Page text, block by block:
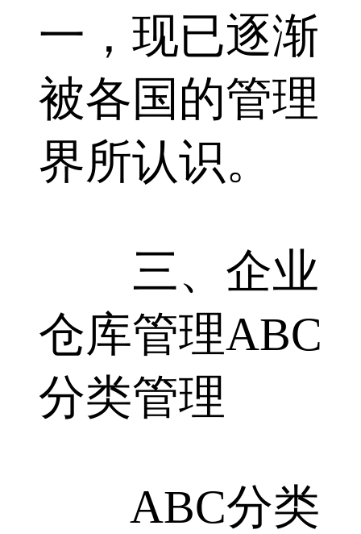
一，现已逐渐
被各国的管理
界所认识。
三、企业
仓库管理ABC
分类管理
ABC分类